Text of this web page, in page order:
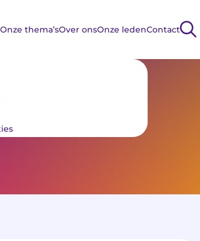
Onze thema’sOver onsOnze ledenContactZOEKEN